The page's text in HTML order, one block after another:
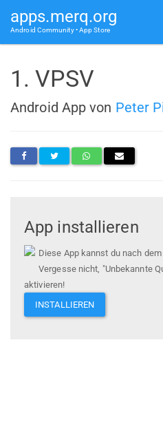
apps.merq.org
Android Community • App Store
1. VPSV
Android App von Peter
App installieren
Diese App kannst du nach
Vergesse nicht, "Unbekannte
aktivieren!
INSTALLIEREN